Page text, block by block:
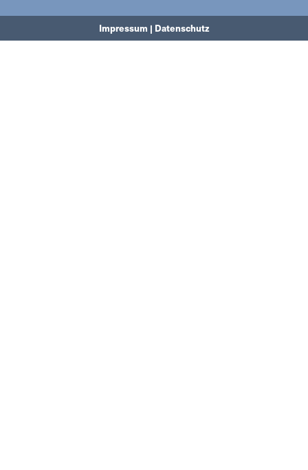
Impressum | Datenschutz